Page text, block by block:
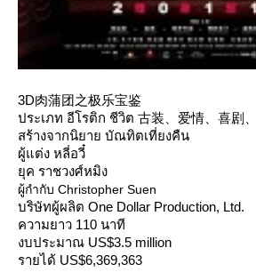
3D肉蒲团之极乐宝鉴
ประเภท อีโรติก ชีวิต 古装、爱情、喜剧
สร้างจากนิยาย บัณทิตเที่ยงคืน
ผู้แต่ง หลี่อวี๋
ุค ราชวงศ์หมิง
ผู้กำกับ Christopher Suen
บริษัทผู้ผลิต One Dollar Production, Ltd.
ความยาว 110 นาที
งบประมาณ US$3.5 million
รายได้ US$6,369,363